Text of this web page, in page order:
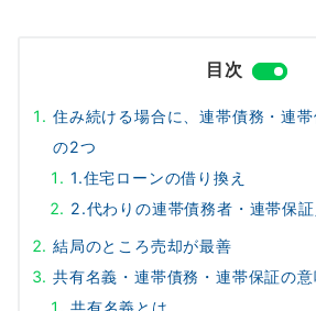
目次
住み続ける場合に、連帯債務・連
の2つ
1.住宅ローンの借り換え
2.代わりの連帯債務者・連帯保
結局のところ売却が最善
共有名義・連帯債務・連帯保証の